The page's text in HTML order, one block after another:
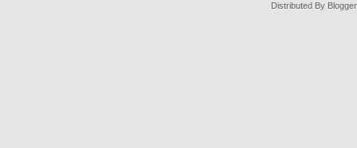
Distributed By